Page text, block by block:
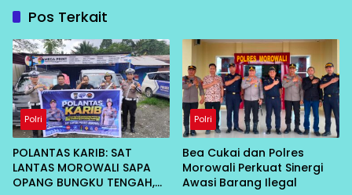
Pos Terkait
Polri
POLANTAS KARIB: SAT
LANTAS MOROWALI SAPA
OPANG BUNGKU TENGAH,
Polri
Bea Cukai dan Polres
Morowali Perkuat Sinergi
Awasi Barang Ilegal